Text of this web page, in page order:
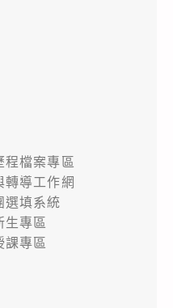
程檔案專區
轉導工作網
選填系統
生專區
課專區